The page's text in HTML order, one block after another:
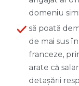
domeniu
să poată
de mai sus
franceze,
arate că
detașării